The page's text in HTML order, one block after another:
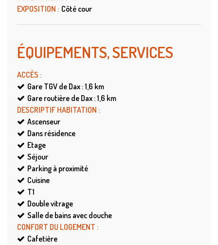
EXPOSITION : Côté cour
ÉQUIPEMENTS, SERVICES
ACCÈS :
Gare TGV de Dax : 1,6 km
Gare routière de Dax : 1,6 km
DESCRIPTIF HABITATION :
Ascenseur
Dans résidence
Etage
Séjour
Parking à proximité
Cuisine
T1
Double vitrage
Salle de bains avec douche
CONFORT DU LOGEMENT :
Cafetière